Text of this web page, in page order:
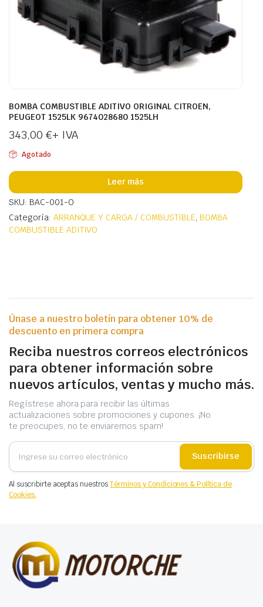
BOMBA COMBUSTIBLE ADITIVO ORIGINAL CITROEN,
PEUGEOT 1525LK 9674028680 1525LH
343,00 €+ IVA
Agotado
Leer más
SKU: BAC-001-O
Categoría: ARRANQUE Y CARGA / COMBUSTIBLE, BOMBA
COMBUSTIBLE ADITIVO
Únase a nuestro boletín para obtener 10% de
descuento en primera compra
Reciba nuestros correos electrónicos
para obtener información sobre
nuevos artículos, ventas y mucho más.
Regístrese ahora para recibir las últimas
actualizaciones sobre promociones y cupones. ¡No
te preocupes, no te enviaremos spam!
Suscribirse
Al suscribirte aceptas nuestrosTérminos y Condiciones & Política de
Cookies.